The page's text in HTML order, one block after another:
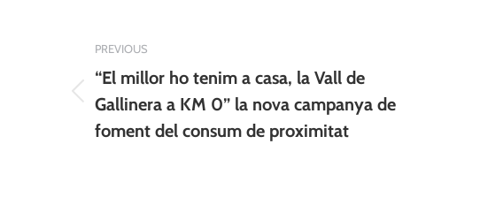
PREVIOUS
Previous
post:
“El millor ho tenim a casa, la Vall de
Gallinera a KM 0” la nova campanya de
foment del consum de proximitat